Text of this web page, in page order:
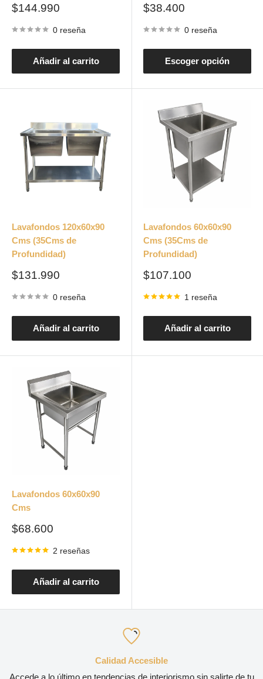
Precio
venta
$144.990
0 reseña
Añadir al carrito
Precio
venta
$38.400
0 reseña
Escoger opción
Lavafondos 120x60x90
Cms (35Cms de
Profundidad)
Precio
venta
$131.990
0 reseña
Añadir al carrito
Lavafondos 60x60x90
Cms (35Cms de
Profundidad)
Precio
venta
$107.100
1 reseña
Añadir al carrito
Lavafondos 60x60x90
Cms
Precio
venta
$68.600
2 reseñas
Añadir al carrito
Calidad Accesible
Accede a lo último en tendencias de interiorismo sin salirte de tu